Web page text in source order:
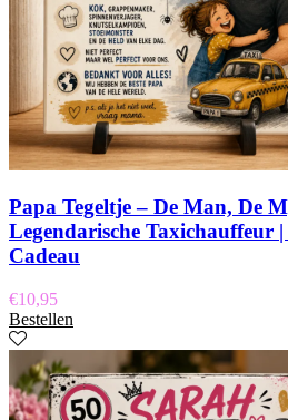
Papa Tegeltje – De Man, De
Legendarische Taxichauffeur
Cadeau
€10,95
Bestellen